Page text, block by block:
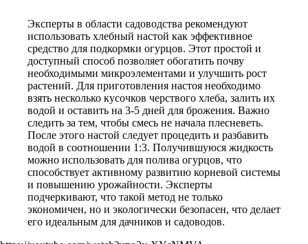
Эксперты в области садоводства рекомендуют
использовать хлебный настой как эффективное
средство для подкормки огурцов. Этот простой и
доступный способ позволяет обогатить почву
необходимыми микроэлементами и улучшить рост
растений. Для приготовления настоя необходимо
взять несколько кусочков черствого хлеба, залить их
водой и оставить на 3-5 дней для брожения. Важно
следить за тем, чтобы смесь не начала плесневеть.
После этого настой следует процедить и разбавить
водой в соотношении 1:3. Получившуюся жидкость
можно использовать для полива огурцов, что
способствует активному развитию корневой системы
и повышению урожайности. Эксперты
подчеркивают, что такой метод не только
экономичен, но и экологически безопасен, что делает
его идеальным для дачников и садоводов.